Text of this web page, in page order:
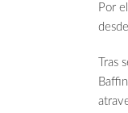
Por